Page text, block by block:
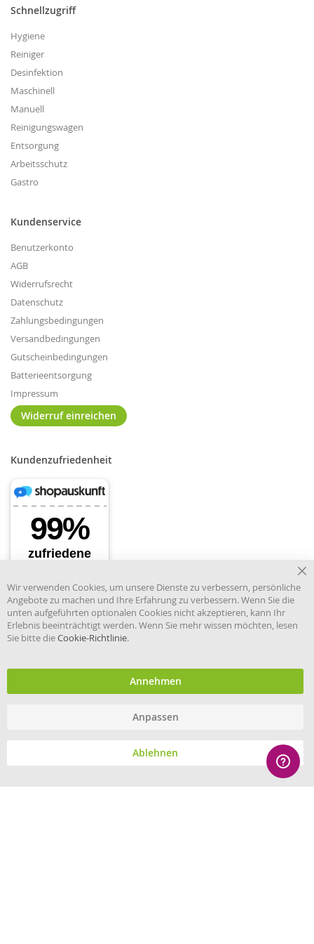
Schnellzugriff
Hygiene
Reiniger
Desinfektion
Maschinell
Manuell
Reinigungswagen
Entsorgung
Arbeitsschutz
Gastro
Kundenservice
Benutzerkonto
AGB
Widerrufsrecht
Datenschutz
Zahlungsbedingungen
Versandbedingungen
Gutscheinbedingungen
Batterieentsorgung
Impressum
Widerruf einreichen
Kundenzufriedenheit
Händler im offiziellen Register
und Information.
© eHygiene 2026 - All rights reserved.
Wir verwenden Cookies, um unsere Dienste zu verbessern, persönliche
Angebote zu machen und Ihre Erfahrung zu verbessern. Wenn Sie die
unten aufgeführten optionalen Cookies nicht akzeptieren, kann Ihr
Erlebnis beeinträchtigt werden. Wenn Sie mehr wissen möchten, lesen
Sie bitte dieCookie-Richtlinie.
Annehmen
Anpassen
Ablehnen